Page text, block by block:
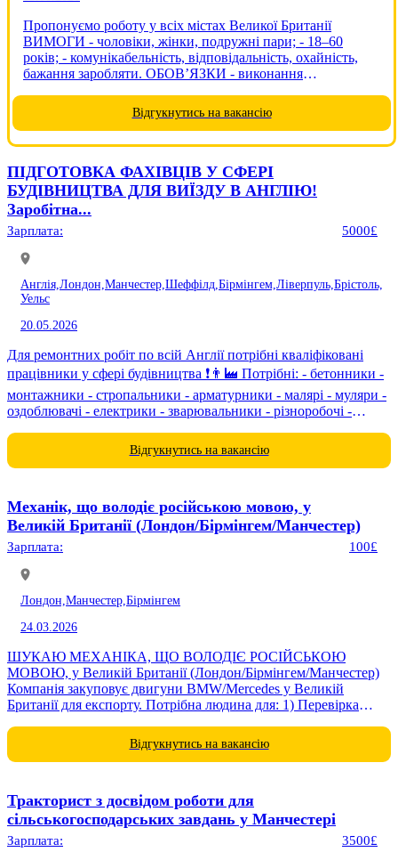
Пропонуємо роботу у всіх містах Великої Британії
ВИМОГИ - чоловіки, жінки, подружні пари; - 18–60
років; - комунікабельність, відповідальність, охайність,
бажання заробляти. ОБОВ’ЯЗКИ - виконання
сортування, сканування товару, збір врожаю....
Відгукнутись на вакансію
ПІДГОТОВКА ФАХІВЦІВ У СФЕРІ
БУДІВНИЦТВА ДЛЯ ВИЇЗДУ В АНГЛІЮ!
Заробітна...
Зарплата: 5000£
Англія, Лондон, Манчестер, Шеффілд, Бірмінгем, Ліверпуль, Брістоль,
Уельс
20.05.2026
Для ремонтних робіт по всій Англії потрібні кваліфіковані
працівники у сфері будівництва ❗️👨‍🏭 Потрібні: - бетонники -
монтажники - стропальники - арматурники - малярі - муляри -
оздоблювачі - електрики - зварювальники - різноробочі -
Відгукнутись на вакансію
Механік, що володіє російською мовою, у
Великій Британії (Лондон/Бірмінгем/Манчестер)
Зарплата: 100£
Лондон, Манчестер, Бірмінгем
24.03.2026
ШУКАЮ МЕХАНІКА, ЩО ВОЛОДІЄ РОСІЙСЬКОЮ
МОВОЮ, у Великій Британії (Лондон/Бірмінгем/Манчестер)
Компанія закуповує двигуни BMW/Mercedes у Великій
Британії для експорту. Потрібна людина для: 1) Перевірка
Візити до постачальників...Відгукнутись на вакансію
Тракторист з досвідом роботи для
сільськогосподарських завдань у Манчестері
Зарплата: 3500£